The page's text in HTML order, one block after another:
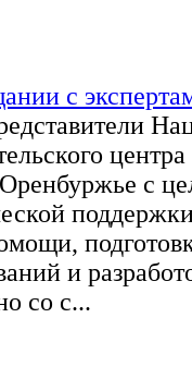
с
с
и
со с...